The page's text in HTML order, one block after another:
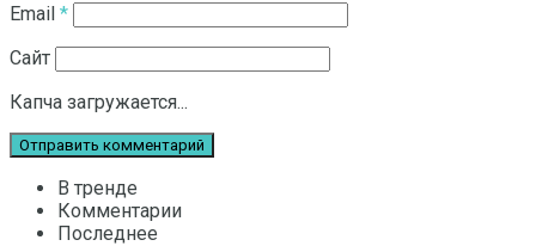
Email *
Сайт
Капча загружается...
В тренде
Комментарии
Последнее